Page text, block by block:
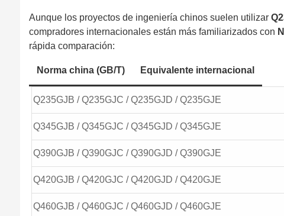
Aunque los proyectos de ingeniería chinos suelen utilizar
compradores internacionales están más familiarizados con
rápida comparación:
Norma china (GB/T) Equivalente internacional
Q235GJB / Q235GJC / Q235GJD / Q235GJE
Q345GJB / Q345GJC / Q345GJD / Q345GJE
Q390GJB / Q390GJC / Q390GJD / Q390GJE
Q420GJB / Q420GJC / Q420GJD / Q420GJE
Q460GJB / Q460GJC / Q460GJD / Q460GJE